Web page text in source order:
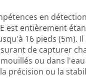
en
est entièrement
16 pieds (5m).
de capturer
ou dans
précision ou la